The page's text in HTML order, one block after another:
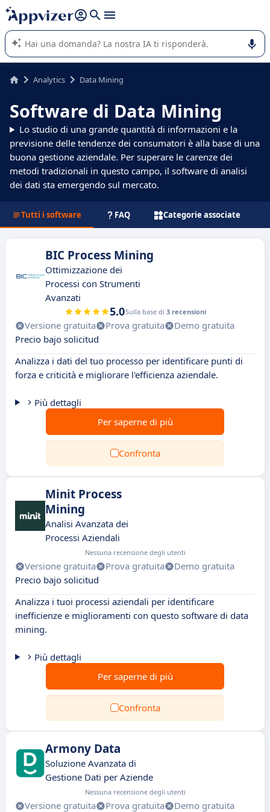
righe con
shift + enter
L'IA di Appvizer vi guida nell'utilizzo o nella scelta di un
software SaaS per la vostra azienda.
Analytics Data Mining
Software di Data Mining
Lo studio di una grande quantità di informazioni e la
previsione delle tendenze dei consumatori è alla base di una
buona gestione aziendale. Per superare le carenze dei
metodi tradizionali in questo campo, il software di analisi
dei dati sta emergendo sul mercato.
Tutti i software FAQ Categorie associate
BIC Process Mining
Ottimizzazione dei
Processi con Strumenti
Avanzati
5.0Sulla base di 3 recensioni
Versione gratuita Prova gratuita
Demo gratuita
Precio bajo solicitud
Analizza i dati del tuo processo per identificare punti di
forza e criticità e migliorare l'efficienza aziendale.
Più dettagli
Per saperne di più
Confronta
Minit Process
Mining
Analisi Avanzata dei
Processi Aziendali
Nessuna recensione degli utenti
Versione gratuita Prova gratuita
Demo gratuita
Precio bajo solicitud
Analizza i tuoi processi aziendali per identificare
inefficienze e miglioramenti con questo software di data
mining.
Più dettagli
Per saperne di più
Confronta
Armony Data
Soluzione Avanzata di
Gestione Dati per Aziende
Nessuna recensione degli utenti
Versione gratuita Prova gratuita
Demo gratuita